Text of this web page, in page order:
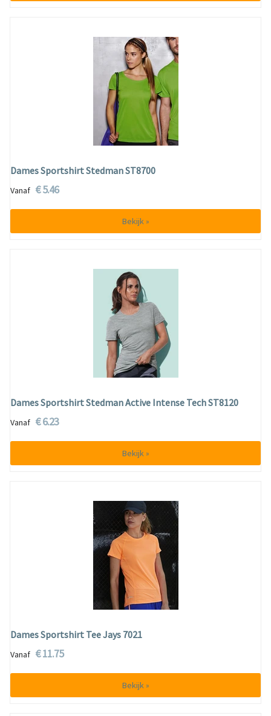
Dames Sportshirt Stedman ST8700
Vanaf € 5.46
Bekijk »
Dames Sportshirt Stedman Active Intense Tech ST8120
Vanaf € 6.23
Bekijk »
Dames Sportshirt Tee Jays 7021
Vanaf € 11.75
Bekijk »